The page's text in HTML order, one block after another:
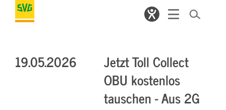
19.05.2026
Jetzt Toll Collect
OBU kostenlos
tauschen - Aus 2G